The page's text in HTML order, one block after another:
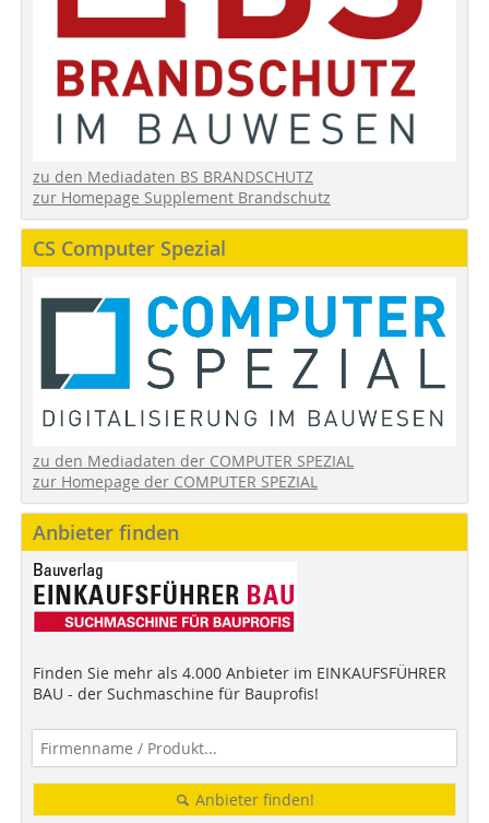
zu den Mediadaten BS BRANDSCHUTZ
zur Homepage Supplement Brandschutz
CS Computer Spezial
zu den Mediadaten der COMPUTER SPEZIAL
zur Homepage der COMPUTER SPEZIAL
Anbieter finden
Finden Sie mehr als 4.000 Anbieter im EINKAUFSFÜHRER
BAU - der Suchmaschine für Bauprofis!
Anbieter finden!